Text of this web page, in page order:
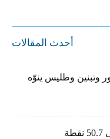
أحدث المقالات
وتبنين وطليس ينوّه